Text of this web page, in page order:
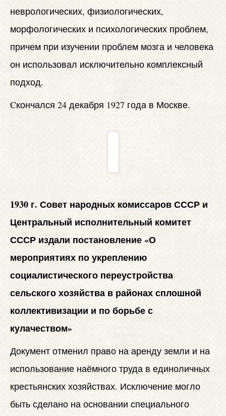
неврологических, физиологических,
морфологических и психологических проблем,
причем при изучении проблем мозга и человека
он использовал исключительно комплексный
подход.
Cкончался 24 декабря 1927 года в Москве.
1930 г. Совет народных комиссаров СССР и
Центральный исполнительный комитет
СССР издали постановление «О
мероприятиях по укреплению
социалистического переустройства
сельского хозяйства в районах сплошной
коллективизации и по борьбе с
кулачеством»
Документ отменил право на аренду земли и на
использование наёмного труда в единоличных
крестьянских хозяйствах. Исключение могло
быть сделано на основании специального